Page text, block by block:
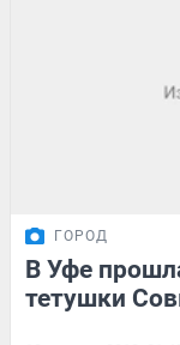
ГОРОД
В Уфе
тетушки